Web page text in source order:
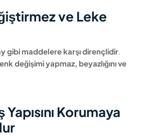
ve Leke
gibi maddelere karşı dirençlidir
değişimi yapmaz, beyazlığını ve
Korumaya